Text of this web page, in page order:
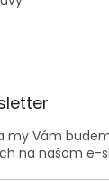
my Vám
na našom e-